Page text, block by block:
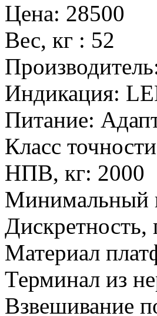
Цена: 28500
Вес, кг : 52
Производитель
Индикация:
Питание:
Класс точности
НПВ, кг: 2000
Минимальный
Дискретность,
Материал
Терминал из
Взвешивание